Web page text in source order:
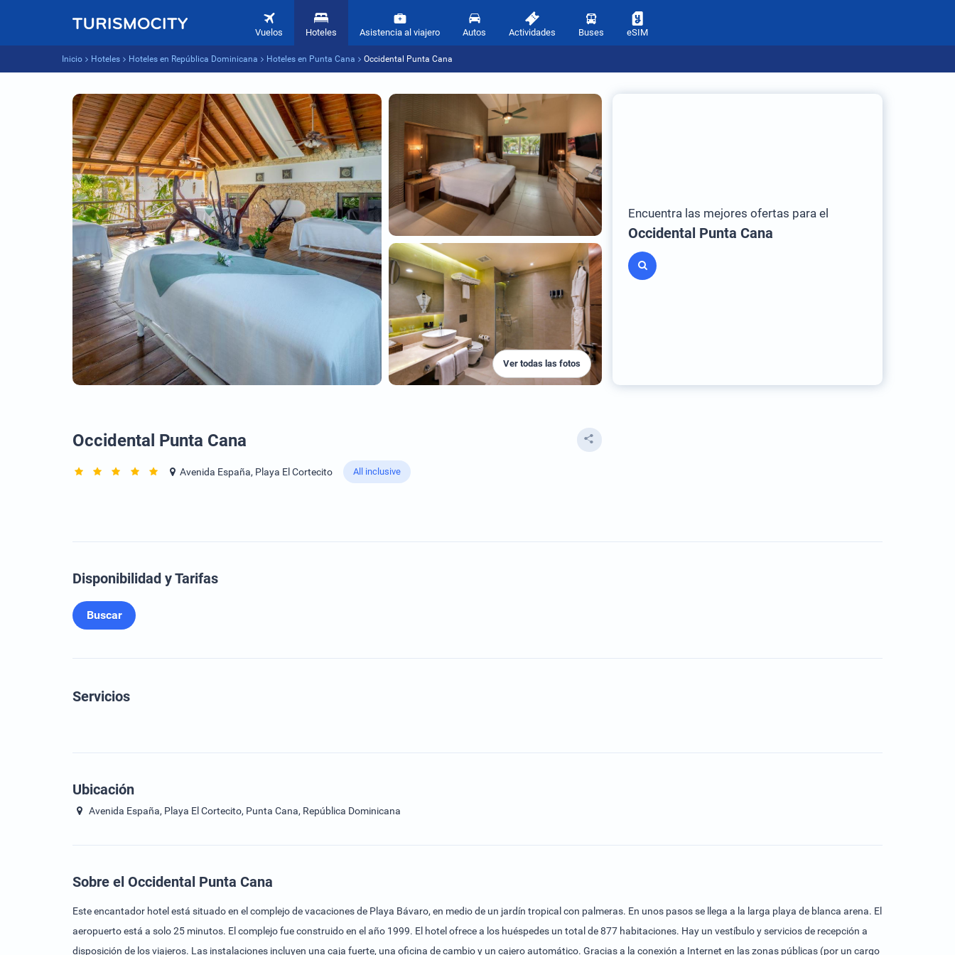
Vuelos Hoteles Asistencia al viajero Autos Actividades Buses eSIM
Inicio Hoteles Hoteles en República Dominicana Hoteles en Punta Cana Occidental Punta Cana
Ver todas las fotos
Encuentra las mejores ofertas para el
Occidental Punta Cana
Occidental Punta Cana
Avenida España, Playa El Cortecito All inclusive
Disponibilidad y Tarifas
Buscar
Servicios
Ubicación
Avenida España, Playa El Cortecito, Punta Cana, República Dominicana
Sobre el Occidental Punta Cana
Este encantador hotel está situado en el complejo de vacaciones de Playa Bávaro, en medio de un jardín tropical con palmeras. En unos pasos se llega a la larga playa de blanca arena. El
aeropuerto está a solo 25 minutos. El complejo fue construido en el año 1999. El hotel ofrece a los huéspedes un total de 877 habitaciones. Hay un vestíbulo y servicios de recepción a
disposición de los viajeros. Las instalaciones incluyen una caja fuerte, una oficina de cambio y un cajero automático. Gracias a la conexión a Internet en las zonas públicas (por un cargo